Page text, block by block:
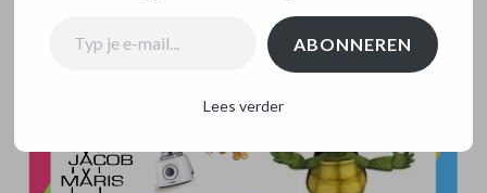
ABONNEREN
Lees verder